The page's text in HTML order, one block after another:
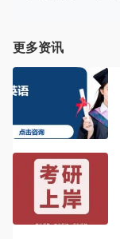
更多资讯